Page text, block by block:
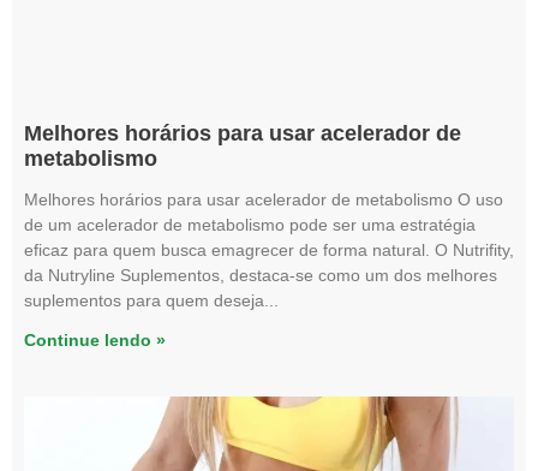
Melhores horários para usar acelerador de
metabolismo
Melhores horários para usar acelerador de metabolismo O uso
de um acelerador de metabolismo pode ser uma estratégia
eficaz para quem busca emagrecer de forma natural. O Nutrifity,
da Nutryline Suplementos, destaca-se como um dos melhores
suplementos para quem deseja
Continue lendo »